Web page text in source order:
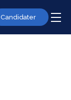
Candidater